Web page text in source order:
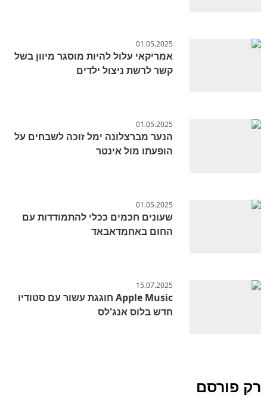
01.05.2025
אמריקאי עלול להיות מוסגר מיוון בשל
קשר לרשת ניצול ילדים
01.05.2025
הנער מברצלונה ימל זוכה לשבחים על
הופעתו מול אינטר
01.05.2025
שעונים חכמים ככלי להתמודדות עם
החום באחמדאבאד
15.07.2025
Apple Music חוגגת עשור עם סטודיו
חדש בלוס אנג'לס
רק פורסם